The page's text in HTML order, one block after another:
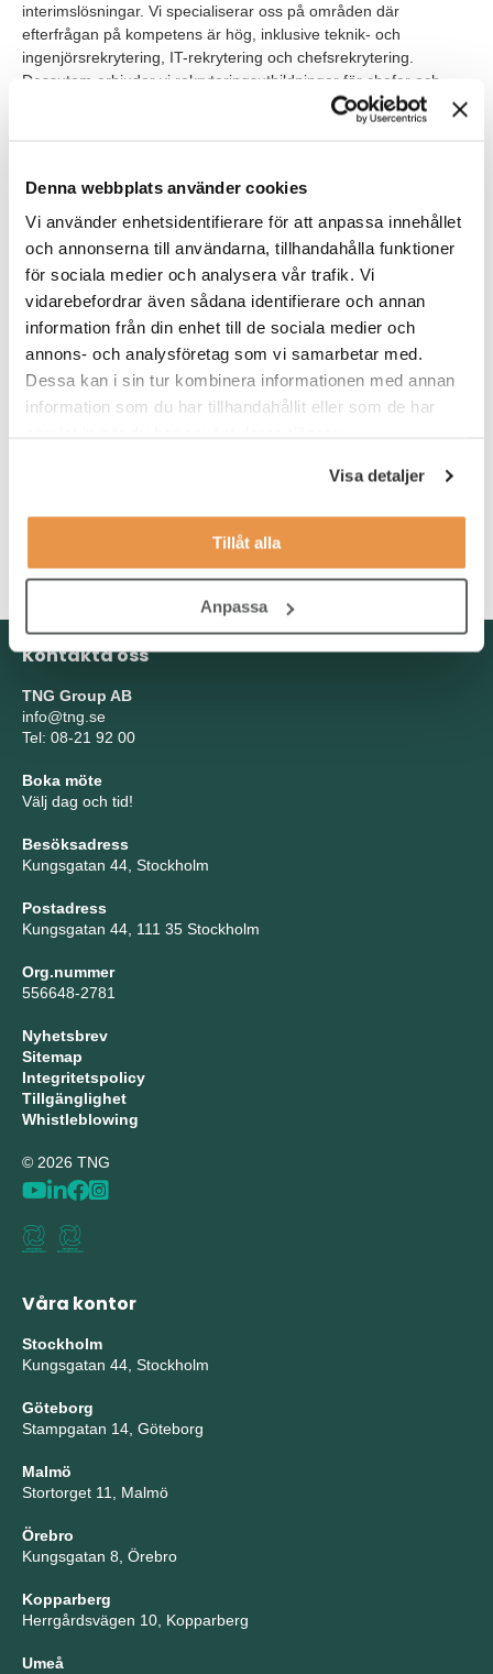
Denna webbplats använder cookies
Vi använder enhetsidentifierare för att anpassa innehållet
och annonserna till användarna, tillhandahålla funktioner
för sociala medier och analysera vår trafik. Vi
vidarebefordrar även sådana identifierare och annan
information från din enhet till de sociala medier och
annons- och analysföretag som vi samarbetar med.
Dessa kan i sin tur kombinera informationen med annan
information som du har tillhandahållit eller som de har
Visa detaljer
Tillåt alla
Anpassa
interimslösningar. Vi specialiserar oss på områden där
efterfrågan på kompetens är hög, inklusive teknik- och
ingenjörsrekrytering, IT-rekrytering och chefsrekrytering.
Dessutom erbjuder vi rekryteringsutbildningar för chefer och
HR-specialister för att främja en mer inkluderande och hållbar
arbetsmarknad. Vår vision är att vara en pålitlig partner för våra
Våra förväntningar
Vi söker dig med erfarenhet som Business Controller och med
erfarenhet av löpande redovisning. Du har lätt för att navigera i
system. Har du erfarenhet av SAP är det meriterande, men
inget krav. Du är van att hantera och analysera data med hjälp
av Excel. Då du i rollen kommer att kommunicera både på
svenska och engelska söker vi dig med goda kunskaper i båda
språken.
dina deadlines. Relationer är du bra på att bygga och har en
arbetslag där det är naturligt att dela med sig av sina kunskaper
och ta del av andras. Du är därmed jordnära och prestigelös
som person.
Kontakta oss
TNG Group AB
info@tng.se
Tel: 08-21 92 00
Boka möte
Välj dag och tid!
Besöksadress
Kungsgatan 44, Stockholm
Postadress
Kungsgatan 44, 111 35 Stockholm
Org.nummer
556648-2781
Nyhetsbrev
Sitemap
Integritetspolicy
Tillgänglighet
Whistleblowing
© 2026 TNG
Våra kontor
Stockholm
Kungsgatan 44, Stockholm
Göteborg
Stampgatan 14, Göteborg
Malmö
Stortorget 11, Malmö
Örebro
Kungsgatan 8, Örebro
Kopparberg
Herrgårdsvägen 10, Kopparberg
Umeå